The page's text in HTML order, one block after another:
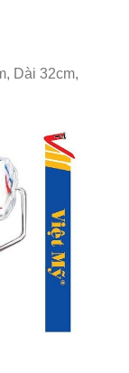
Dài 32cm,